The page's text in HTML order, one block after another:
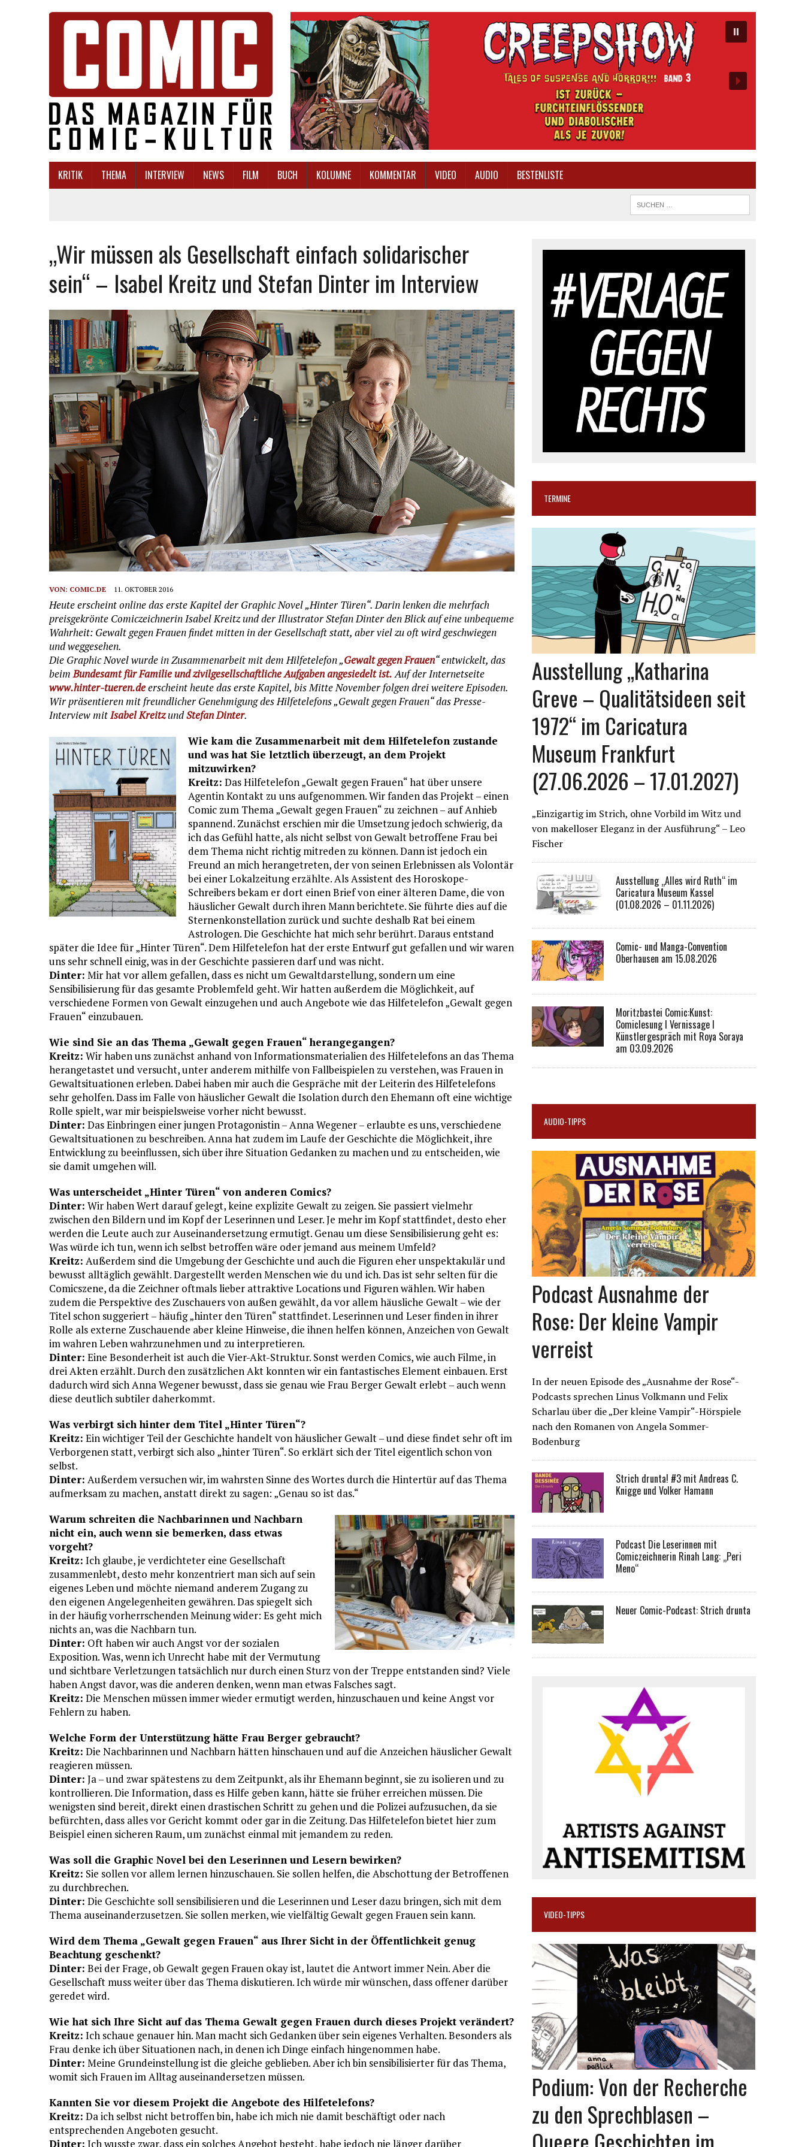
KRITIK THEMA INTERVIEW NEWS FILM BUCH KOLUMNE KOMMENTAR VIDEO AUDIO BESTENLISTE
„Wir müssen als Gesellschaft einfach solidarischer
sein“ – Isabel Kreitz und Stefan Dinter im Interview
VON: COMIC.DE 11. OKTOBER 2016
Heute erscheint online das erste Kapitel der Graphic Novel „Hinter Türen“. Darin lenken die mehrfach
preisgekrönte Comiczeichnerin Isabel Kreitz und der Illustrator Stefan Dinter den Blick auf eine unbequeme
Wahrheit: Gewalt gegen Frauen findet mitten in der Gesellschaft statt, aber viel zu oft wird geschwiegen
und weggesehen.
Die Graphic Novel wurde in Zusammenarbeit mit dem Hilfetelefon „Gewalt gegen Frauen“ entwickelt, das
beimBundesamt für Familie und zivilgesellschaftliche Aufgaben angesiedelt ist.Auf der Internetseite
www.hinter-tueren.deerscheint heute das erste Kapitel, bis Mitte November folgen drei weitere Episoden.
Wir präsentieren mit freundlicher Genehmigung des Hilfetelefons „Gewalt gegen Frauen“ das Presse-
Interview mitIsabel KreitzundStefan Dinter.
Wie kam die Zusammenarbeit mit dem Hilfetelefon zustande
und was hat Sie letztlich überzeugt, an dem Projekt
mitzuwirken?
Kreitz: Das Hilfetelefon „Gewalt gegen Frauen“ hat über unsere
Agentin Kontakt zu uns aufgenommen. Wir fanden das Projekt – einen
Comic zum Thema „Gewalt gegen Frauen“ zu zeichnen – auf Anhieb
spannend. Zunächst erschien mir die Umsetzung jedoch schwierig, da
ich das Gefühl hatte, als nicht selbst von Gewalt betroffene Frau bei
dem Thema nicht richtig mitreden zu können. Dann ist jedoch ein
Freund an mich herangetreten, der von seinen Erlebnissen als Volontär
bei einer Lokalzeitung erzählte. Als Assistent des Horoskope-
Schreibers bekam er dort einen Brief von einer älteren Dame, die von
häuslicher Gewalt durch ihren Mann berichtete. Sie führte dies auf die
Sternenkonstellation zurück und suchte deshalb Rat bei einem
Astrologen. Die Geschichte hat mich sehr berührt. Daraus entstand
später die Idee für „Hinter Türen“. Dem Hilfetelefon hat der erste Entwurf gut gefallen und wir waren
uns sehr schnell einig, was in der Geschichte passieren darf und was nicht.
Dinter: Mir hat vor allem gefallen, dass es nicht um Gewaltdarstellung, sondern um eine
Sensibilisierung für das gesamte Problemfeld geht. Wir hatten außerdem die Möglichkeit, auf
verschiedene Formen von Gewalt einzugehen und auch Angebote wie das Hilfetelefon „Gewalt gegen
Frauen“ einzubauen.
Wie sind Sie an das Thema „Gewalt gegen Frauen“ herangegangen?
Kreitz: Wir haben uns zunächst anhand von Informationsmaterialien des Hilfetelefons an das Thema
herangetastet und versucht, unter anderem mithilfe von Fallbeispielen zu verstehen, was Frauen in
Gewaltsituationen erleben. Dabei haben mir auch die Gespräche mit der Leiterin des Hilfetelefons
sehr geholfen. Dass im Falle von häuslicher Gewalt die Isolation durch den Ehemann oft eine wichtige
Rolle spielt, war mir beispielsweise vorher nicht bewusst.
Dinter: Das Einbringen einer jungen Protagonistin – Anna Wegener – erlaubte es uns, verschiedene
Gewaltsituationen zu beschreiben. Anna hat zudem im Laufe der Geschichte die Möglichkeit, ihre
Entwicklung zu beeinflussen, sich über ihre Situation Gedanken zu machen und zu entscheiden, wie
sie damit umgehen will.
Was unterscheidet „Hinter Türen“ von anderen Comics?
Dinter: Wir haben Wert darauf gelegt, keine explizite Gewalt zu zeigen. Sie passiert vielmehr
zwischen den Bildern und im Kopf der Leserinnen und Leser. Je mehr im Kopf stattfindet, desto eher
werden die Leute auch zur Auseinandersetzung ermutigt. Genau um diese Sensibilisierung geht es:
Was würde ich tun, wenn ich selbst betroffen wäre oder jemand aus meinem Umfeld?
Kreitz: Außerdem sind die Umgebung der Geschichte und auch die Figuren eher unspektakulär und
bewusst alltäglich gewählt. Dargestellt werden Menschen wie du und ich. Das ist sehr selten für die
Comicszene, da die Zeichner oftmals lieber attraktive Locations und Figuren wählen. Wir haben
zudem die Perspektive des Zuschauers von außen gewählt, da vor allem häusliche Gewalt – wie der
Titel schon suggeriert – häufig „hinter den Türen“ stattfindet. Leserinnen und Leser finden in ihrer
Rolle als externe Zuschauende aber kleine Hinweise, die ihnen helfen können, Anzeichen von Gewalt
im wahren Leben wahrzunehmen und zu interpretieren.
Dinter: Eine Besonderheit ist auch die Vier-Akt-Struktur. Sonst werden Comics, wie auch Filme, in
drei Akten erzählt. Durch den zusätzlichen Akt konnten wir ein fantastisches Element einbauen. Erst
dadurch wird sich Anna Wegener bewusst, dass sie genau wie Frau Berger Gewalt erlebt – auch wenn
diese deutlich subtiler daherkommt.
Was verbirgt sich hinter dem Titel „Hinter Türen“?
Kreitz: Ein wichtiger Teil der Geschichte handelt von häuslicher Gewalt – und diese findet sehr oft im
Verborgenen statt, verbirgt sich also „hinter Türen“. So erklärt sich der Titel eigentlich schon von
selbst.
Dinter: Außerdem versuchen wir, im wahrsten Sinne des Wortes durch die Hintertür auf das Thema
aufmerksam zu machen, anstatt direkt zu sagen: „Genau so ist das.“
Warum schreiten die Nachbarinnen und Nachbarn
nicht ein, auch wenn sie bemerken, dass etwas
vorgeht?
Kreitz: Ich glaube, je verdichteter eine Gesellschaft
zusammenlebt, desto mehr konzentriert man sich auf sein
eigenes Leben und möchte niemand anderem Zugang zu
den eigenen Angelegenheiten gewähren. Das spiegelt sich
in der häufig vorherrschenden Meinung wider: Es geht mich
nichts an, was die Nachbarn tun.
Dinter: Oft haben wir auch Angst vor der sozialen
Exposition. Was, wenn ich Unrecht habe mit der Vermutung
und sichtbare Verletzungen tatsächlich nur durch einen Sturz von der Treppe entstanden sind? Viele
haben Angst davor, was die anderen denken, wenn man etwas Falsches sagt.
Kreitz: Die Menschen müssen immer wieder ermutigt werden, hinzuschauen und keine Angst vor
Fehlern zu haben.
Welche Form der Unterstützung hätte Frau Berger gebraucht?
Kreitz: Die Nachbarinnen und Nachbarn hätten hinschauen und auf die Anzeichen häuslicher Gewalt
reagieren müssen.
Dinter: Ja – und zwar spätestens zu dem Zeitpunkt, als ihr Ehemann beginnt, sie zu isolieren und zu
kontrollieren. Die Information, dass es Hilfe geben kann, hätte sie früher erreichen müssen. Die
wenigsten sind bereit, direkt einen drastischen Schritt zu gehen und die Polizei aufzusuchen, da sie
befürchten, dass alles vor Gericht kommt oder gar in die Zeitung. Das Hilfetelefon bietet hier zum
Beispiel einen sicheren Raum, um zunächst einmal mit jemandem zu reden.
Was soll die Graphic Novel bei den Leserinnen und Lesern bewirken?
Kreitz: Sie sollen vor allem lernen hinzuschauen. Sie sollen helfen, die Abschottung der Betroffenen
zu durchbrechen.
Dinter: Die Geschichte soll sensibilisieren und die Leserinnen und Leser dazu bringen, sich mit dem
Thema auseinanderzusetzen. Sie sollen merken, wie vielfältig Gewalt gegen Frauen sein kann.
Wird dem Thema „Gewalt gegen Frauen“ aus Ihrer Sicht in der Öffentlichkeit genug
Beachtung geschenkt?
Dinter: Bei der Frage, ob Gewalt gegen Frauen okay ist, lautet die Antwort immer Nein. Aber die
Gesellschaft muss weiter über das Thema diskutieren. Ich würde mir wünschen, dass offener darüber
geredet wird.
Wie hat sich Ihre Sicht auf das Thema Gewalt gegen Frauen durch dieses Projekt verändert?
Kreitz: Ich schaue genauer hin. Man macht sich Gedanken über sein eigenes Verhalten. Besonders als
Frau denke ich über Situationen nach, in denen ich Dinge einfach hingenommen habe.
Dinter: Meine Grundeinstellung ist die gleiche geblieben. Aber ich bin sensibilisierter für das Thema,
womit sich Frauen im Alltag auseinandersetzen müssen.
Kannten Sie vor diesem Projekt die Angebote des Hilfetelefons?
Kreitz: Da ich selbst nicht betroffen bin, habe ich mich nie damit beschäftigt oder nach
entsprechenden Angeboten gesucht.
Dinter: Ich wusste zwar, dass ein solches Angebot besteht, habe jedoch nie länger darüber
TERMINE
Ausstellung „Katharina
Greve – Qualitätsideen seit
1972“ im Caricatura
Museum Frankfurt
(27.06.2026 – 17.01.2027)
„Einzigartig im Strich, ohne Vorbild im Witz und
von makelloser Eleganz in der Ausführung“ – Leo
Fischer
Ausstellung „Alles wird Ruth“ im
Caricatura Museum Kassel
(01.08.2026 – 01.11.2026)
Comic- und Manga-Convention
Oberhausen am 15.08.2026
Moritzbastei Comic:Kunst:
Comiclesung I Vernissage I
Künstlergespräch mit Roya Soraya
am 03.09.2026
AUDIO-TIPPS
Podcast Ausnahme der
Rose: Der kleine Vampir
verreist
In der neuen Episode des „Ausnahme der Rose“-
Podcasts sprechen Linus Volkmann und Felix
Scharlau über die „Der kleine Vampir“-Hörspiele
nach den Romanen von Angela Sommer-
Bodenburg
Strich drunta! #3 mit Andreas C.
Knigge und Volker Hamann
Podcast Die Leserinnen mit
Comiczeichnerin Rinah Lang: „Peri
Meno“
Neuer Comic-Podcast: Strich drunta
VIDEO-TIPPS
Podium: Von der Recherche
zu den Sprechblasen –